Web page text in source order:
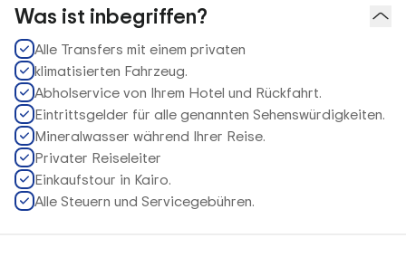
Was ist inbegriffen?
Alle Transfers mit einem privaten
klimatisierten Fahrzeug.
Abholservice von Ihrem Hotel und Rückfahrt.
Eintrittsgelder für alle genannten Sehenswürdigkeiten.
Mineralwasser während Ihrer Reise.
Privater Reiseleiter
Einkaufstour in Kairo.
Alle Steuern und Servicegebühren.